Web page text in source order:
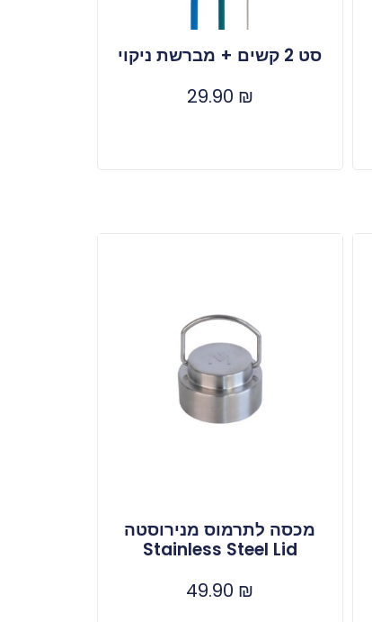
סט 2 קשים + מברשת ניקוי
29.90 ₪
מכסה לתרמוס מנירוסטה
Stainless Steel Lid
49.90 ₪